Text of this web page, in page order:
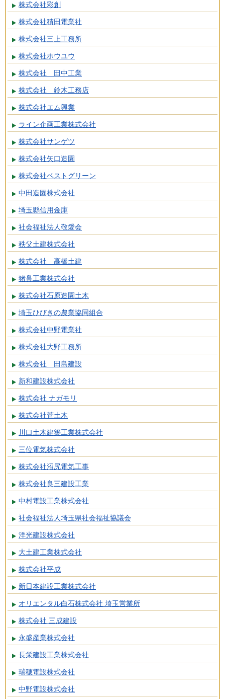
株式会社彩創
株式会社積田電業社
株式会社三上工務所
株式会社ホウユウ
株式会社 田中工業
株式会社 鈴木工務店
株式会社エム興業
ライン企画工業株式会社
株式会社サンゲツ
株式会社矢口造園
株式会社ベストグリーン
中田造園株式会社
埼玉縣信用金庫
社会福祉法人敬愛会
秩父土建株式会社
株式会社 高橋土建
猪鼻工業株式会社
株式会社石原造園土木
埼玉ひびきの農業協同組合
株式会社中野電業社
株式会社大野工務所
株式会社 田島建設
新和建設株式会社
株式会社 ナガモリ
株式会社菅土木
川口土木建築工業株式会社
三位電気株式会社
株式会社沼尻電気工事
株式会社良三建設工業
中村電設工業株式会社
社会福祉法人埼玉県社会福祉協議会
洋光建設株式会社
大土建工業株式会社
株式会社平成
新日本建設工業株式会社
オリエンタル白石株式会社 埼玉営業所
株式会社 三成建設
永盛産業株式会社
長栄建設工業株式会社
瑞穂電設株式会社
中野電設株式会社